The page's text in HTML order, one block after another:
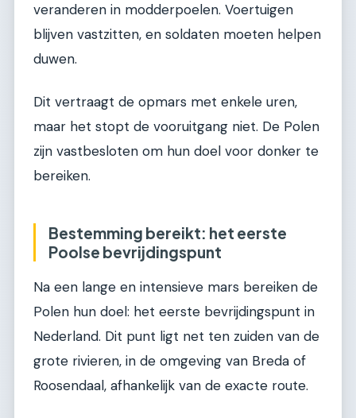
veranderen in modderpoelen. Voertuigen
blijven vastzitten, en soldaten moeten helpen
duwen.
Dit vertraagt de opmars met enkele uren,
maar het stopt de vooruitgang niet. De Polen
zijn vastbesloten om hun doel voor donker te
bereiken.
Bestemming bereikt: het eerste
Poolse bevrijdingspunt
Na een lange en intensieve mars bereiken de
Polen hun doel: het eerste bevrijdingspunt in
Nederland. Dit punt ligt net ten zuiden van de
grote rivieren, in de omgeving van Breda of
Roosendaal, afhankelijk van de exacte route.